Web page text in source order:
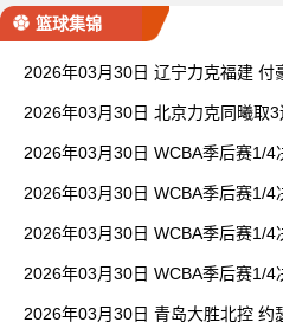
篮球集锦
2026年03月30日 辽宁力克福建 付
2026年03月30日 北京力克同曦取3
2026年03月30日 WCBA季后赛1/4
2026年03月30日 WCBA季后赛1/4
2026年03月30日 WCBA季后赛1/4
2026年03月30日 WCBA季后赛1/4
2026年03月30日 青岛大胜北控 约